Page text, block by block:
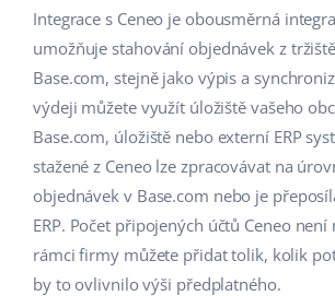
Správa přepravy
Automobilové díly
Supermarket
Zdraví a krása
Móda
Kalendář webinářů a eventů
Služby
Implementace systému
Audit účtu
Další
čeština
deutsch
Ελληνικά
español (AR)
español (MX)
Français
Integrace s Ceneo je obousměrná
umožňuje stahování objednávek z
Base.com, stejně jako výpis a
výdeji můžete využít úložiště vašeho
Base.com, úložiště nebo externí ERP
stažené z Ceneo lze zpracovávat na
objednávek v Base.com nebo je
ERP. Počet připojených účtů Ceneo
rámci firmy můžete přidat tolik, kolik
by to ovlivnilo výši předplatného.